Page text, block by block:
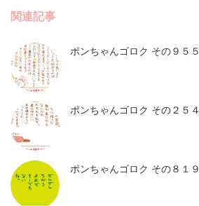
関連記事
ポンちゃんゴロク その９５５
ポンちゃんゴロク その２５４
ポンちゃんゴロク その８１９